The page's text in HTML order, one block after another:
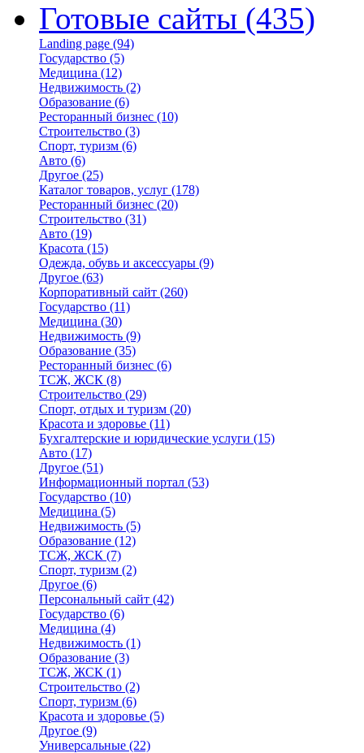
Готовые сайты (435)
Landing page (94)
Государство (5)
Медицина (12)
Недвижимость (2)
Образование (6)
Ресторанный бизнес (10)
Строительство (3)
Спорт, туризм (6)
Авто (6)
Другое (25)
Каталог товаров, услуг (178)
Ресторанный бизнес (20)
Строительство (31)
Авто (19)
Красота (15)
Одежда, обувь и аксессуары (9)
Другое (63)
Корпоративный сайт (260)
Государство (11)
Медицина (30)
Недвижимость (9)
Образование (35)
Ресторанный бизнес (6)
ТСЖ, ЖСК (8)
Строительство (29)
Спорт, отдых и туризм (20)
Красота и здоровье (11)
Бухгалтерские и юридические услуги (15)
Авто (17)
Другое (51)
Информационный портал (53)
Государство (10)
Медицина (5)
Недвижимость (5)
Образование (12)
ТСЖ, ЖСК (7)
Спорт, туризм (2)
Другое (6)
Персональный сайт (42)
Государство (6)
Медицина (4)
Недвижимость (1)
Образование (3)
ТСЖ, ЖСК (1)
Строительство (2)
Спорт, туризм (6)
Красота и здоровье (5)
Другое (9)
Универсальные (22)